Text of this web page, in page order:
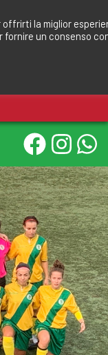
offrirti la miglior
fornire un consenso